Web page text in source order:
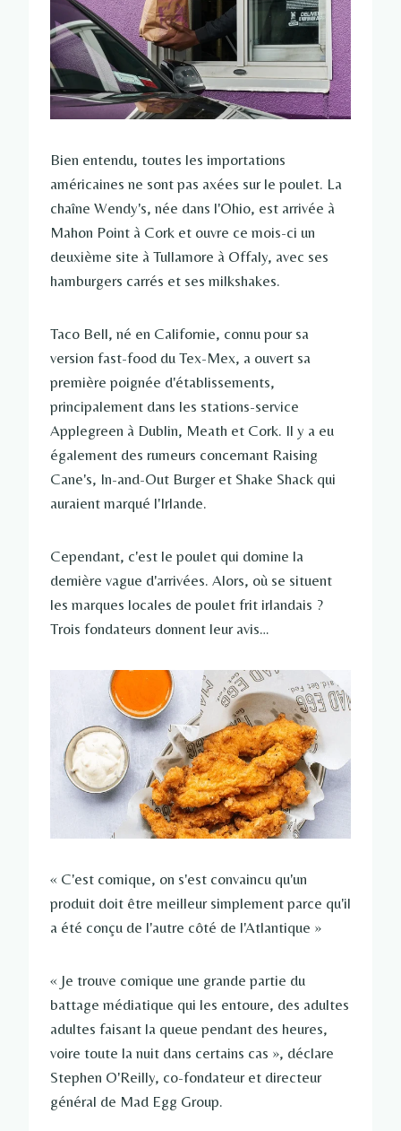
Bien entendu, toutes les importations
américaines ne sont pas axées sur le poulet. La
chaîne Wendy's, née dans l'Ohio, est arrivée à
Mahon Point à Cork et ouvre ce mois-ci un
deuxième site à Tullamore à Offaly, avec ses
hamburgers carrés et ses milkshakes.
Taco Bell, né en Californie, connu pour sa
version fast-food du Tex-Mex, a ouvert sa
première poignée d'établissements,
principalement dans les stations-service
Applegreen à Dublin, Meath et Cork. Il y a eu
également des rumeurs concernant Raising
Cane's, In-and-Out Burger et Shake Shack qui
auraient marqué l'Irlande.
Cependant, c'est le poulet qui domine la
dernière vague d'arrivées. Alors, où se situent
les marques locales de poulet frit irlandais ?
Trois fondateurs donnent leur avis…
« C'est comique, on s'est convaincu qu'un
produit doit être meilleur simplement parce qu'il
a été conçu de l'autre côté de l'Atlantique »
« Je trouve comique une grande partie du
battage médiatique qui les entoure, des adultes
adultes faisant la queue pendant des heures,
voire toute la nuit dans certains cas », déclare
Stephen O'Reilly, co-fondateur et directeur
général de Mad Egg Group.